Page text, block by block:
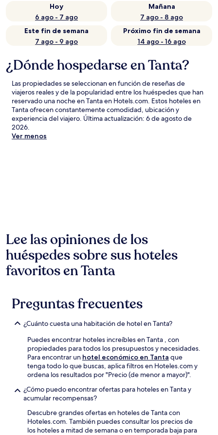
Hoy
6 ago - 7 ago
Mañana
7 ago - 8 ago
Este fin de semana
7 ago - 9 ago
Próximo fin de semana
14 ago - 16 ago
¿Dónde hospedarse en Tanta?
Las propiedades se seleccionan en función de reseñas de
viajeros reales y de la popularidad entre los huéspedes que han
reservado una noche en Tanta en Hotels.com. Estos hoteles en
Tanta ofrecen constantemente comodidad, ubicación y
experiencia del viajero. Última actualización: 6 de agosto de
2026.
Ver menos
Lee las opiniones de los
huéspedes sobre sus hoteles
favoritos en Tanta
Preguntas frecuentes
¿Cuánto cuesta una habitación de hotel en Tanta?
Puedes encontrar hoteles increíbles en Tanta , con
propiedades para todos los presupuestos y necesidades.
Para encontrar un hotel económico en Tanta que
tenga todo lo que buscas, aplica filtros en Hoteles.com y
ordena los resultados por "Precio (de menor a mayor)".
¿Cómo puedo encontrar ofertas para hoteles en Tanta y
acumular recompensas?
Descubre grandes ofertas en hoteles de Tanta con
Hoteles.com. También puedes consultar los precios de
los hoteles a mitad de semana o en temporada baja para